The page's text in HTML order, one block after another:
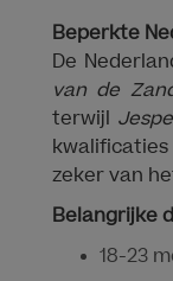
Beperkte
De
van de
terwijl
zeker van
Belangrijke
18-23